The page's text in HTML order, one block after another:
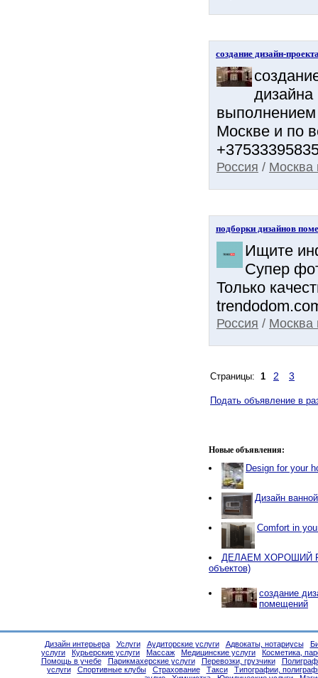
создание дизайн-
выполнением
Москве и по
Россия / Москва
подборки дизайнов
Ищите
Супер
Только
Россия / Москва
Страницы: 1 2 3
Подать объявление в
Новые объявления:
Design for your
Дизайн
Comfort in
ДЕЛАЕМ ХОРОШИЙ
объектов)
создание
помещений
Дизайн интерьера Услуги Аудиторские услуги Адвокаты, нотариусы
услуги
Курьерские услуги Массаж Медицинские услуги
Косметика,
Помощь в учебе
Парикмахерские услуги Перевозки, грузчики
услуги
Спортивные клубы Страхование Такси
Типографии,